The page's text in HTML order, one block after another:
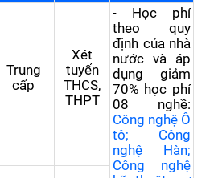
Trung
cấp
Xét
tuyển
THCS,
THPT
- Học phí
theo quy
định của nhà
nước và áp
dụng giảm
70% học phí
08 nghề:
Công nghệ Ô
tô; Công
nghệ Hàn;
Công nghệ